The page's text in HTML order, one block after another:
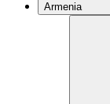
Armenia